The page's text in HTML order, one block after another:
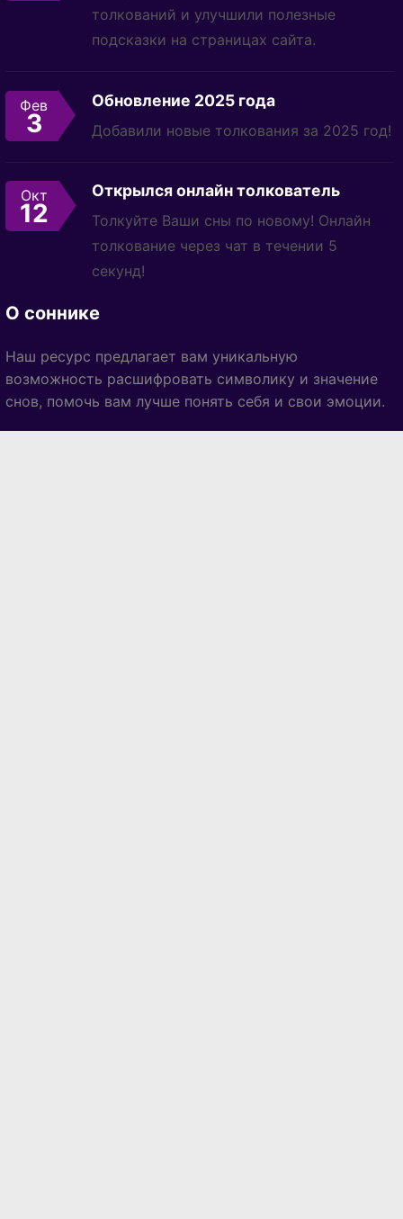
толкований и улучшили полезные
подсказки на страницах сайта.
Фев
3
Обновление 2025 года
Добавили новые толкования за 2025 год!
Окт
12
Открылся онлайн толкователь
Толкуйте Ваши сны по новому! Онлайн
толкование через чат в течении 5
секунд!
О соннике
Наш ресурс предлагает вам уникальную
возможность расшифровать символику и значение
снов, помочь вам лучше понять себя и свои эмоции.